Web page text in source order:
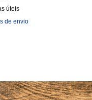
úteis
de envio